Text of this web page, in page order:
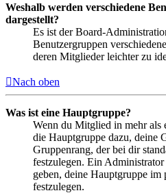
Weshalb werden verschiedene
dargestellt?
Es ist der Board-
Benutzergruppen
deren Mitglieder leichter zu
Nach oben
Was ist eine Hauptgruppe?
Wenn du Mitglied in mehr als
die Hauptgruppe dazu, deine
Gruppenrang, der bei dir
festzulegen. Ein
geben, deine Hauptgruppe im
festzulegen.